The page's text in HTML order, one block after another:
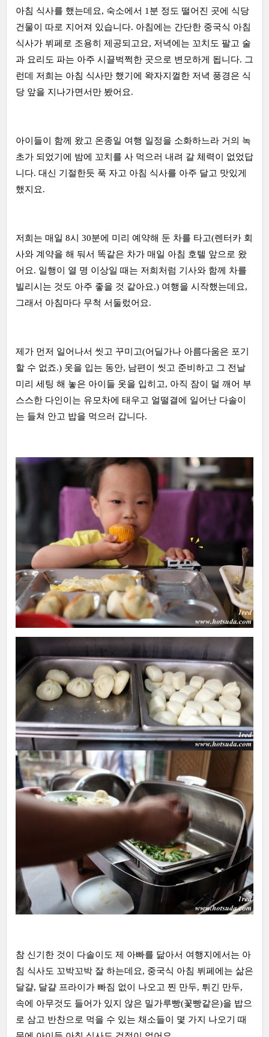
아침 식사를 했는데요, 숙소에서 1분 정도 떨어진 곳에 식당
건물이 따로 지어져 있습니다. 아침에는 간단한 중국식 아침
식사가 뷔페로 조용히 제공되고요, 저녁에는 꼬치도 팔고 술
과 요리도 파는 아주 시끌벅쩍한 곳으로 변모하게 됩니다. 그
런데 저희는 아침 식사만 했기에 왁자지껄한 저녁 풍경은 식
당 앞을 지나가면서만 봤어요.
아이들이 함께 왔고 온종일 여행 일정을 소화하느라 거의 녹
초가 되었기에 밤에 꼬치를 사 먹으러 내려 갈 체력이 없었답
니다. 대신 기절한듯 푹 자고 아침 식사를 아주 달고 맛있게
했지요.
저희는 매일 8시 30분에 미리 예약해 둔 차를 타고(렌터카 회
사와 계약을 해 둬서 똑같은 차가 매일 아침 호텔 앞으로 왔
어요. 일행이 열 명 이상일 때는 저희처럼 기사와 함께 차를
빌리시는 것도 아주 좋을 것 같아요.) 여행을 시작했는데요,
그래서 아침마다 무척 서둘렀어요.
제가 먼저 일어나서 씻고 꾸미고(어딜가나 아름다움은 포기
할 수 없죠.) 옷을 입는 동안, 남편이 씻고 준비하고 그 전날
미리 세팅 해 놓은 아이들 옷을 입히고, 아직 잠이 덜 깨어 부
스스한 다인이는 유모차에 태우고 얼떨결에 일어난 다솔이
는 들쳐 안고 밥을 먹으러 갑니다.
참 신기한 것이 다솔이도 제 아빠를 닮아서 여행지에서는 아
침 식사도 꼬박꼬박 잘 하는데요, 중국식 아침 뷔페에는 삶은
달걀, 달걀 프라이가 빠짐 없이 나오고 찐 만두, 튀긴 만두,
속에 아무것도 들어가 있지 않은 밀가루빵(꽃빵같은)을 밥으
로 삼고 반찬으로 먹을 수 있는 채소들이 몇 가지 나오기 때